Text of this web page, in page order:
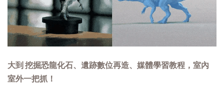
大到挖掘恐龍化石、遺跡數位再造、媒體學習教程，室內
室外一把抓！